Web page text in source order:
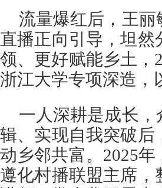
流量爆红后，王
直播正向引导，坦
领、更好赋能乡土，
浙江大学专项深造，
一人深耕是成长
辑、实现自我突破后
动乡邻共富。2025
遵化村播联盟主席